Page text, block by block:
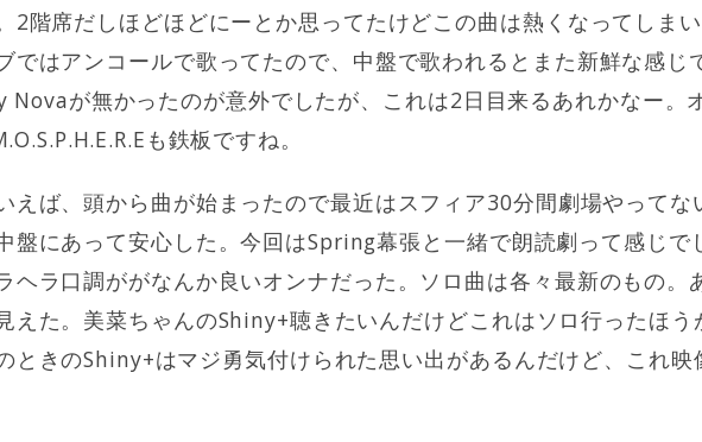
2階席だしほどほどにーとか思ってたけどこの曲は熱くなってしま
ではアンコールで歌ってたので、中盤で歌われるとまた新鮮な感じ
Novaが無かったのが意外でしたが、これは2日目来るあれかなー。
も鉄板ですね。
えば、頭から曲が始まったので最近はスフィア30分間劇場やってな
盤にあって安心した。今回はSpring幕張と一緒で朗読劇って感じで
ヘラ口調ががなんか良いオンナだった。ソロ曲は各々最新のもの。
えた。美菜ちゃんのShiny+聴きたいんだけどこれはソロ行ったほう
ときのShiny+はマジ勇気付けられた思い出があるんだけど、これ映